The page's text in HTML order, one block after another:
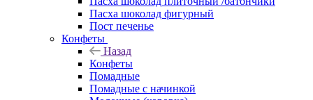
Пасха шоколад фигурный
Пост печенье
Конфеты
Назад
Конфеты
Помадные
Помадные с начинкой